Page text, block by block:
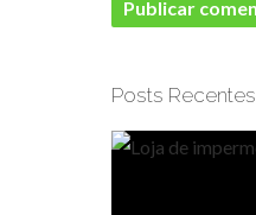
Posts Recentes